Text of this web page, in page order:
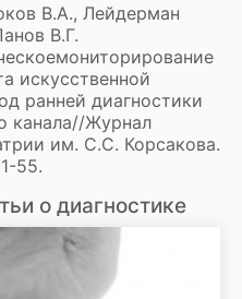
В.А., Лейдерман
В.Г.
искусственной
ранней диагностики
канала//Журнал
им. С.С. Корсакова.
55.
о диагностике